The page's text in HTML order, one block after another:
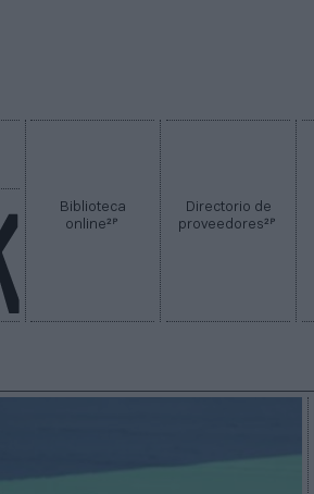
Biblioteca
online2P
Directorio de
proveedores2P